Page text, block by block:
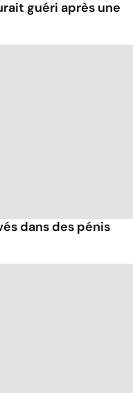
guéri après une
dans des pénis